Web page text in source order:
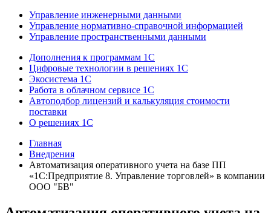
Управление инженерными данными
Управление нормативно-справочной информацией
Управление пространственными данными
Дополнения к программам 1С
Цифровые технологии в решениях 1С
Экосистема 1С
Работа в облачном сервисе 1С
Автоподбор лицензий и калькуляция стоимости
поставки
О решениях 1С
Главная
Внедрения
Автоматизация оперативного учета на базе ПП
«1С:Предприятие 8. Управление торговлей» в компании
ООО "БВ"